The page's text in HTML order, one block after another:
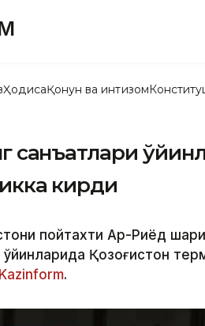
ҲодисаҚонун ва интизом
санъатлари
кирди
пойтахти Ар-Риёд
ўйинларида Қозоғистон
Kazinform.